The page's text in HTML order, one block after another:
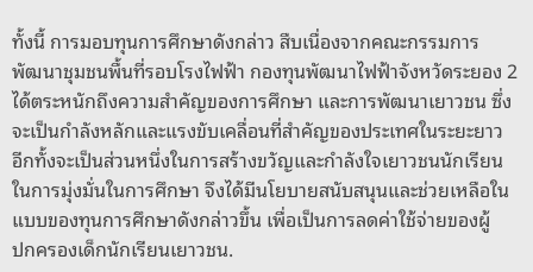
ทั้งนี้ การมอบทุนการศึกษาดังกล่าว สืบเนื่องจากคณะกรรมการ
พัฒนาชุมชนพื้นที่รอบโรงไฟฟ้า กองทุนพัฒนาไฟฟ้าจังหวัดระยอง 2
ได้ตระหนักถึงความสำคัญของการศึกษา และการพัฒนาเยาวชน ซึ่ง
จะเป็นกำลังหลักและแรงขับเคลื่อนที่สำคัญของประเทศในระยะยาว
อีกทั้งจะเป็นส่วนหนึ่งในการสร้างขวัญและกำลังใจเยาวชนนักเรียน
ในการมุ่งมั่นในการศึกษา จึงได้มีนโยบายสนับสนุนและช่วยเหลือใน
แบบของทุนการศึกษาดังกล่าวขึ้น เพื่อเป็นการลดค่าใช้จ่ายของผู้
ปกครองเด็กนักเรียนเยาวชน.